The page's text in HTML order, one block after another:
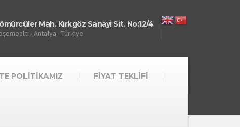
Mah. Kırkgöz Sanayi Sit. No:12/4
- Antalya - Türkiye
POLİTİKAMIZ FİYAT TEKLİFİ